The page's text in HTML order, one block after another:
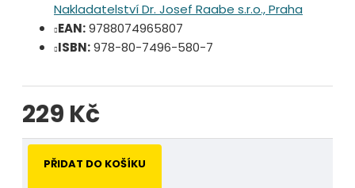
229 Kč
Nakladatelství Dr. Josef Raabe s.r.o., Praha
EAN:9788074965807
ISBN:978-80-7496-580-7
PŘIDAT DO KOŠÍKU